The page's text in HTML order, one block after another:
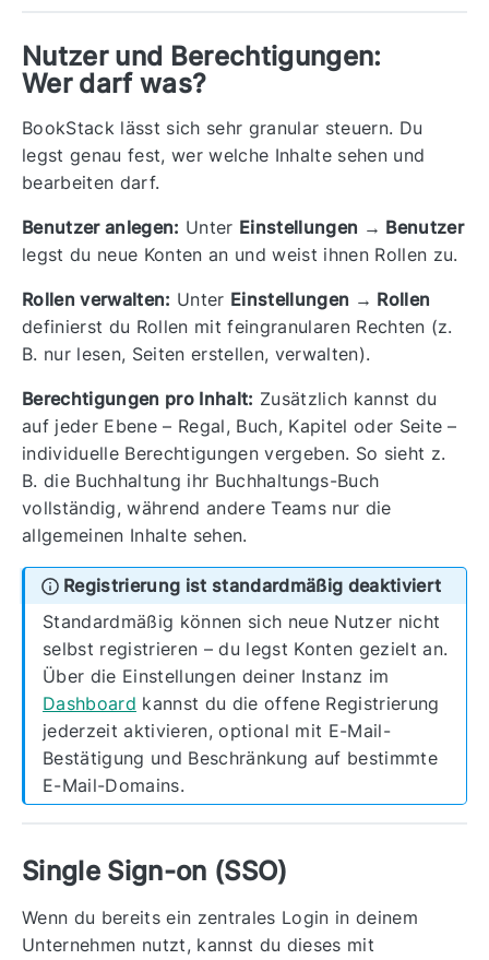
Nutzer und Berechtigungen:
Wer darf was?
BookStack lässt sich sehr granular steuern. Du
legst genau fest, wer welche Inhalte sehen und
bearbeiten darf.
Benutzer anlegen: Unter Einstellungen → Benutzer
legst du neue Konten an und weist ihnen Rollen zu.
Rollen verwalten: Unter Einstellungen → Rollen
definierst du Rollen mit feingranularen Rechten (z.
B. nur lesen, Seiten erstellen, verwalten).
Berechtigungen pro Inhalt: Zusätzlich kannst du
auf jeder Ebene – Regal, Buch, Kapitel oder Seite –
individuelle Berechtigungen vergeben. So sieht z.
B. die Buchhaltung ihr Buchhaltungs-Buch
vollständig, während andere Teams nur die
allgemeinen Inhalte sehen.
Registrierung ist standardmäßig deaktiviert
Standardmäßig können sich neue Nutzer nicht
selbst registrieren – du legst Konten gezielt an.
Über die Einstellungen deiner Instanz im
Dashboard kannst du die offene Registrierung
jederzeit aktivieren, optional mit E-Mail-
Bestätigung und Beschränkung auf bestimmte
E-Mail-Domains.
Single Sign-on (SSO)
Wenn du bereits ein zentrales Login in deinem
Unternehmen nutzt, kannst du dieses mit